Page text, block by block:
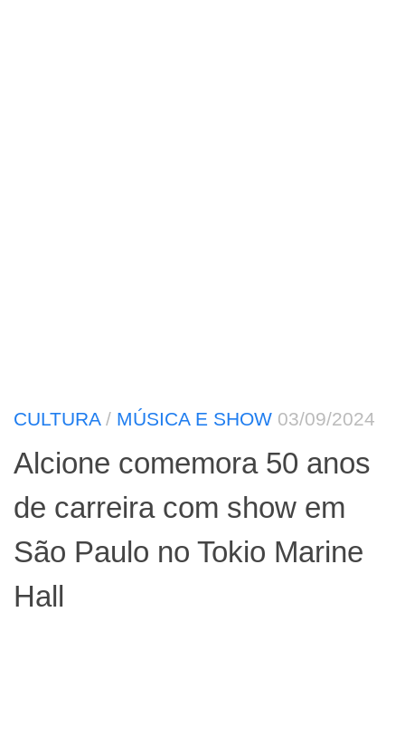
CULTURA/ MÚSICA E SHOW 03/09/2024
Alcione comemora 50 anos
de carreira com show em
São Paulo no Tokio Marine
Hall